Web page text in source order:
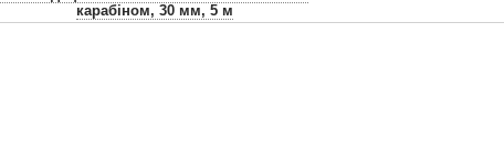
карабіном, 30 мм, 5 м